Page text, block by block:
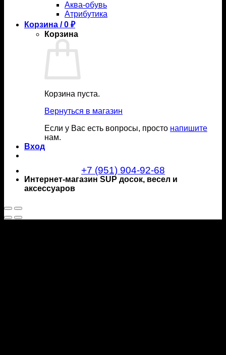
Аква-обувь
Атрибутика
Корзина /0 ₽
Корзина
Корзина пуста.
Вернуться в магазин
Если у Вас есть вопросы, просто напишите
нам.
Вход
+7 (951) 904-92-68
Интернет-магазин SUP досок, весел и
аксессуаров